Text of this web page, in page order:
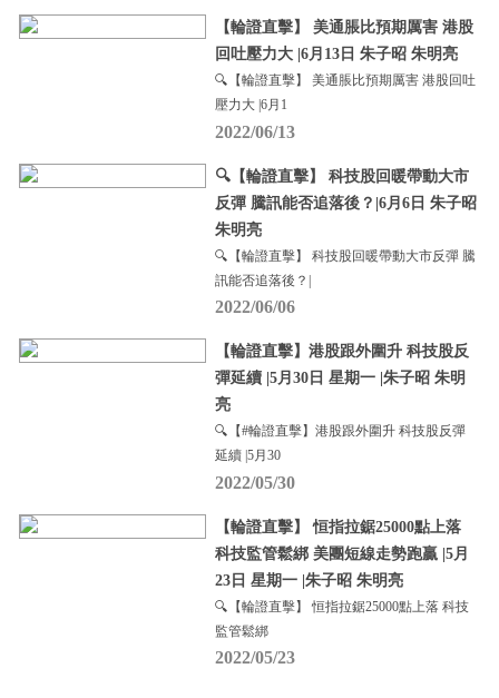
【輪證直擊】 美通脹比預期厲害 港股
回吐壓力大 |6月13日 朱子昭 朱明亮
🔍【輪證直擊】 美通脹比預期厲害 港股回吐
壓力大 |6月1
2022/06/13
🔍【輪證直擊】 科技股回暖帶動大市
反彈 騰訊能否追落後？|6月6日 朱子昭
朱明亮
🔍【輪證直擊】 科技股回暖帶動大市反彈 騰
訊能否追落後？|
2022/06/06
【輪證直擊】港股跟外圍升 科技股反
彈延續 |5月30日 星期一 |朱子昭 朱明
亮
🔍【#輪證直擊】港股跟外圍升 科技股反彈
延續 |5月30
2022/05/30
【輪證直擊】 恒指拉鋸25000點上落
科技監管鬆綁 美團短線走勢跑贏 |5月
23日 星期一 |朱子昭 朱明亮
🔍【輪證直擊】 恒指拉鋸25000點上落 科技
監管鬆綁
2022/05/23